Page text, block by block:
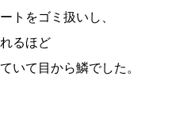
トをゴミ扱いし、
るほど
いて目から鱗でした。